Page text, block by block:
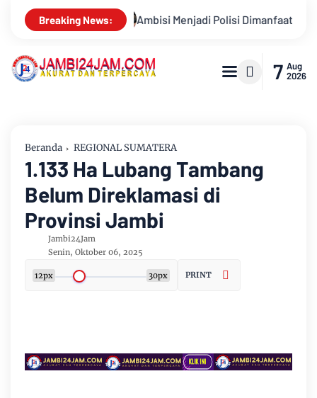
Breaking News:
Oknum, Dua Anggota Polda Jambi Diduga Tipu
7 Aug
2026
Beranda REGIONAL SUMATERA
1.133 Ha Lubang Tambang
Belum Direklamasi di
Provinsi Jambi
Jambi24Jam
Senin, Oktober 06, 2025
12px 30px PRINT